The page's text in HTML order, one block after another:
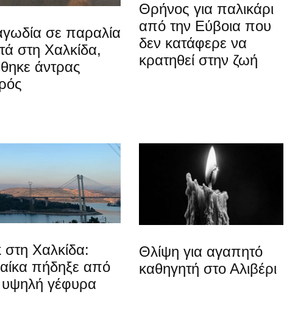
σε παραλία
στη Χαλκίδα,
άντρας
Θρήνος για παλικάρι
από την Εύβοια που
δεν κατάφερε να
κρατηθεί στην ζωή
στη Χαλκίδα:
πήδηξε από
υψηλή γέφυρα
Θλίψη για αγαπητό
καθηγητή στο Αλιβέρι